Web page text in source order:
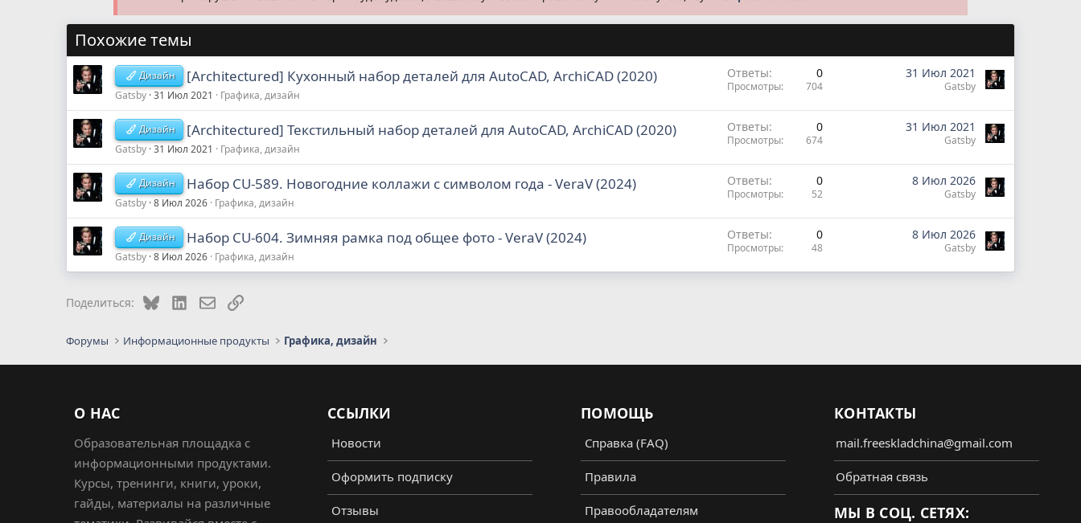
Похожие темы
Дизайн [Architectured] Кухонный набор деталей для AutoCAD, ArchiCAD (2020)
Gatsby 31 Июл 2021 Графика, дизайн
Ответы 0
Просмотры 704
31 Июл 2021
Gatsby
Дизайн [Architectured] Текстильный набор деталей для AutoCAD, ArchiCAD (2020)
Gatsby 31 Июл 2021 Графика, дизайн
Ответы 0
Просмотры 674
31 Июл 2021
Gatsby
Дизайн Набор CU-589. Новогодние коллажи с символом года - VeraV (2024)
Gatsby 8 Июл 2026 Графика, дизайн
Ответы 0
Просмотры 52
8 Июл 2026
Gatsby
Дизайн Набор CU-604. Зимняя рамка под общее фото - VeraV (2024)
Gatsby 8 Июл 2026 Графика, дизайн
Ответы 0
Просмотры 48
8 Июл 2026
Gatsby
Поделиться: BlueskyLinkedInЭлектронная почта
Ссылка
Форумы Информационные продукты Графика, дизайн
О НАС
Образовательная площадка с
информационными продуктами.
Курсы, тренинги, книги, уроки,
гайды, материалы на различные
ССЫЛКИ
Новости
Оформить подписку
Отзывы
ПОМОЩЬ
Справка (FAQ)
Правила
Правообладателям
КОНТАКТЫ
mail.freeskladchina@gmail.com
Обратная связь
МЫ В СОЦ. СЕТЯХ: